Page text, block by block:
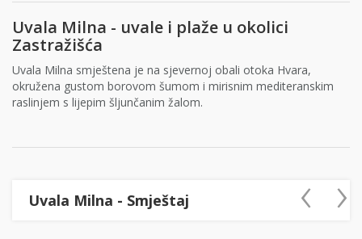
Uvala Milna - uvale i plaže u okolici
Zastražišća
Uvala Milna smještena je na sjevernoj obali otoka Hvara,
okružena gustom borovom šumom i mirisnim mediteranskim
raslinjem s lijepim šljunčanim žalom.
Uvala Milna - Smještaj ‹ ›